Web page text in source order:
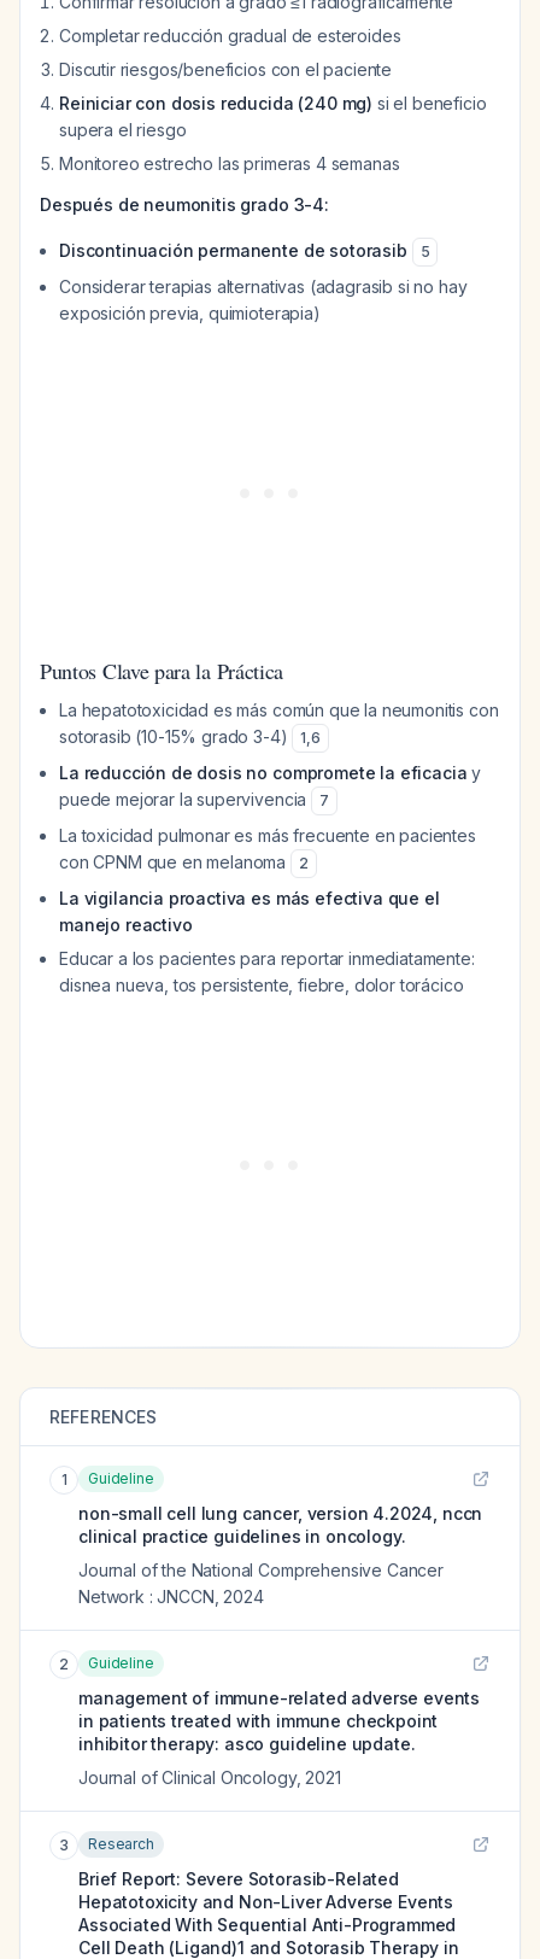
Completar reducción gradual de esteroides
Discutir riesgos/beneficios con el paciente
Reiniciar con dosis reducida (240 mg) si el beneficio
supera el riesgo
Monitoreo estrecho las primeras 4 semanas
Después de neumonitis grado 3-4:
Discontinuación permanente de sotorasib 5
Considerar terapias alternativas (adagrasib si no hay
exposición previa, quimioterapia)
Puntos Clave para la Práctica
La hepatotoxicidad es más común que la neumonitis con
sotorasib (10-15% grado 3-4)
1,6
La reducción de dosis no compromete la eficacia y
puede mejorar la supervivencia
7
La toxicidad pulmonar es más frecuente en pacientes
con CPNM que en melanoma
2
La vigilancia proactiva es más efectiva que el
manejo reactivo
Educar a los pacientes para reportar inmediatamente:
disnea nueva, tos persistente, fiebre, dolor torácico
REFERENCES
1 Guideline
non-small cell lung cancer, version 4.2024, nccn
clinical practice guidelines in oncology.
Journal of the National Comprehensive Cancer
Network : JNCCN 2024
2 Guideline
management of immune-related adverse events
in patients treated with immune checkpoint
inhibitor therapy: asco guideline update.
Journal of Clinical Oncology, 2021
3 Research
Brief Report: Severe Sotorasib-Related
Hepatotoxicity and Non-Liver Adverse Events
Associated With Sequential Anti-Programmed
Cell Death (Ligand)1 and Sotorasib Therapy in